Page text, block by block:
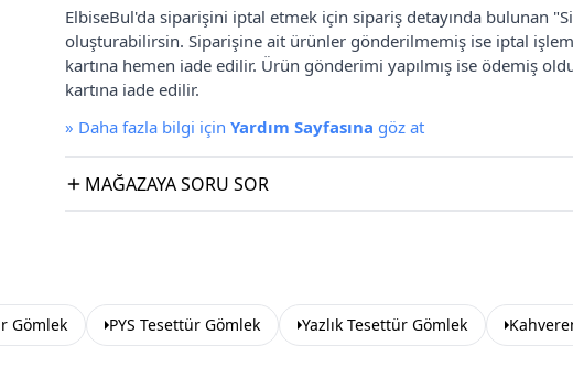
ElbiseBul'da siparişini iptal etmek için sipariş detayında bulunan
oluşturabilirsin. Siparişine ait ürünler gönderilmemiş ise iptal
kartına hemen iade edilir. Ürün gönderimi yapılmış ise ödemiş
kartına iade edilir.
» Daha fazla bilgi için Yardım Sayfasına göz at
MAĞAZAYA SORU SOR
Gömlek PYS Tesettür Gömlek Yazlık Tesettür Gömlek